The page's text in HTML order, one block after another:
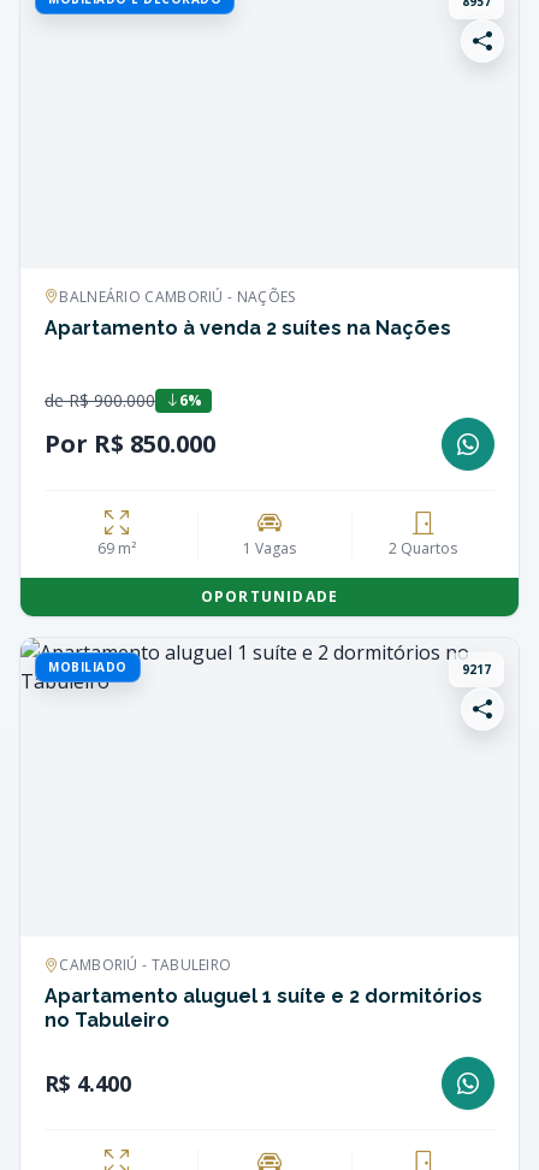
BALNEÁRIO CAMBORIÚ - NAÇÕES
Apartamento à venda 2 suítes na Nações
de R$ 900.000 6%
Por R$ 850.000
69 m² 1 Vagas 2 Quartos
OPORTUNIDADE
MOBILIADO 9217
CAMBORIÚ - TABULEIRO
Apartamento aluguel 1 suíte e 2 dormitórios
no Tabuleiro
R$ 4.400